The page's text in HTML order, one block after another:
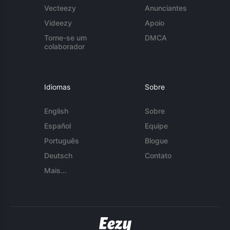
Vecteezy
Videezy
Torne-se um
colaborador
Anunciantes
Apoio
DMCA
Idiomas
English
Español
Português
Deutsch
Mais...
Sobre
Sobre
Equipe
Blogue
Contato